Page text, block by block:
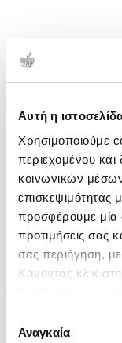
Αυτή η
Χρησιμοποιούμε
περιεχομένου
κοινωνικών
επισκεψιμότητάς
προσφέρουμε μία
προτιμήσεις σας
σας περιήγηση, με
Κάνοντας κλικ
ενδιαφέρουν και
συγκατάθεσης
Αναγκαία